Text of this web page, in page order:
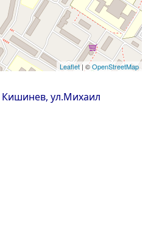
Leaflet | ©OpenStreetMap
ул.Михаил